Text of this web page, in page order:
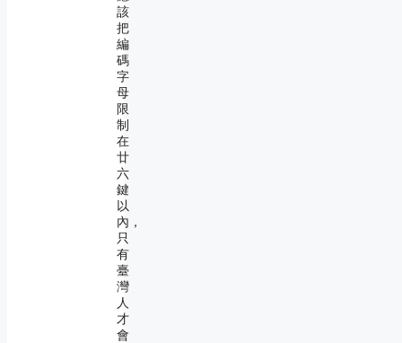
該
把
編
碼
字
母
限
制
在
廿
六
鍵
以
內，
只
有
臺
灣
人
才
會